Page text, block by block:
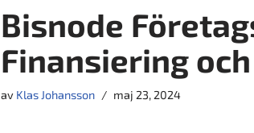
Bisnode
Finansiering
av Klas Johansson maj 23, 2024